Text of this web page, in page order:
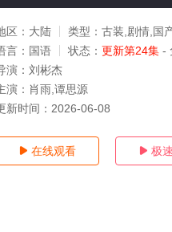
区： 大陆 类型： 古装,剧情,国
言： 国语 状态： 更新第24集 -
演： 刘彬杰
演： 肖雨,谭思源
新时间： 2026-06-08
 在线观看  极